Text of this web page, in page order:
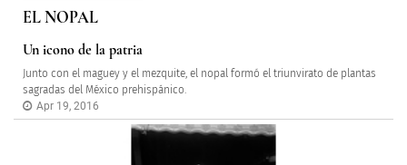
EL NOPAL
Un icono de la patria
Junto con el maguey y el mezquite, el nopal formó el triunvirato de plantas
sagradas del México prehispánico.
Apr 19, 2016